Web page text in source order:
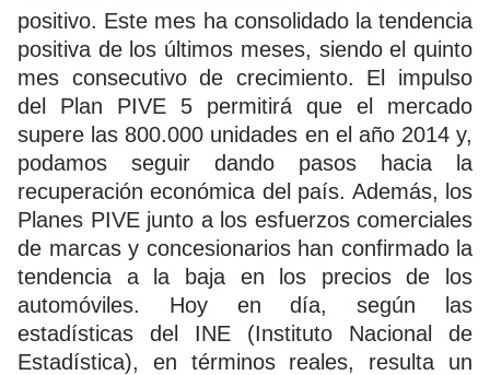
positivo. Este mes ha consolidado la tendencia
positiva de los últimos meses, siendo el quinto
mes consecutivo de crecimiento. El impulso
del Plan PIVE 5 permitirá que el mercado
supere las 800.000 unidades en el año 2014 y,
podamos seguir dando pasos hacia la
recuperación económica del país. Además, los
Planes PIVE junto a los esfuerzos comerciales
de marcas y concesionarios han confirmado la
tendencia a la baja en los precios de los
automóviles. Hoy en día, según las
estadísticas del INE (Instituto Nacional de
Estadística), en términos reales, resulta un